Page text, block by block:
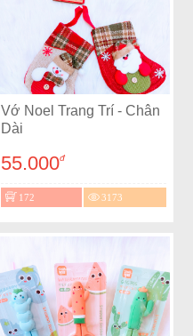
Vớ Noel Trang Trí - Chân
Dài
55.000đ
172 3173